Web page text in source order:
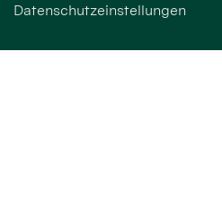
Datenschutzeinstellungen